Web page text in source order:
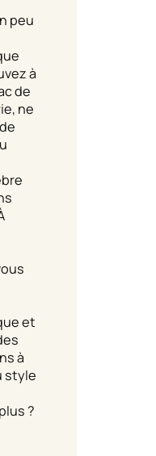
peu
à
de
ne
et
à
style
?